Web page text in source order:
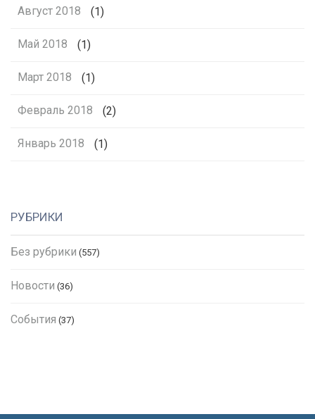
Август 2018 (1)
Май 2018 (1)
Март 2018 (1)
Февраль 2018 (2)
Январь 2018 (1)
РУБРИКИ
Без рубрики (557)
Новости (36)
События (37)